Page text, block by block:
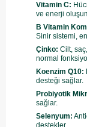
Vitamin C:
ve enerji
B Vitamin
Sinir sistemi,
Çinko: Cilt,
normal
Koenzim Q10:
desteği sağlar.
Probiyotik
sağlar.
Selenyum:
destekler.